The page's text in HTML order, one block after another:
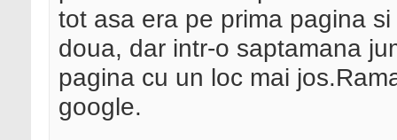
tot asa era pe prima pagina
doua, dar intr-o saptamana
pagina cu un loc mai
google.